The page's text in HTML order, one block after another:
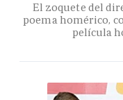
El zoquete del
poema homérico,
película